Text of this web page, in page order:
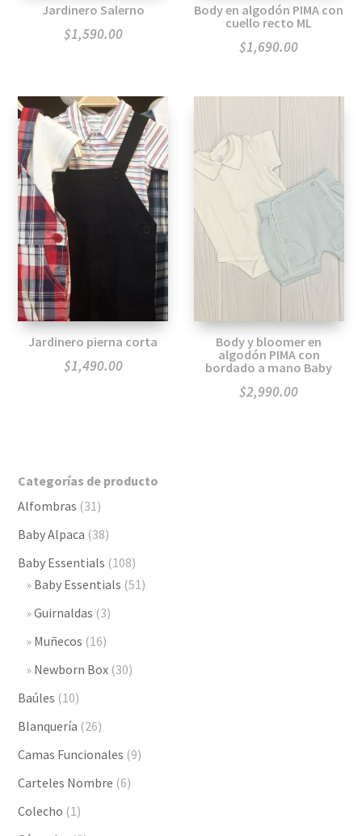
Jardinero Salerno
$1,590.00
Body en algodón PIMA con
cuello recto ML
$1,690.00
Jardinero pierna corta
$1,490.00
Body y bloomer en
algodón PIMA con
bordado a mano Baby
$2,990.00
Categorías de producto
Alfombras (31)
Baby Alpaca (38)
Baby Essentials (108)
Baby Essentials (51)
Guirnaldas (3)
Muñecos (16)
Newborn Box (30)
Baúles (10)
Blanquería (26)
Camas Funcionales (9)
Carteles Nombre (6)
Colecho (1)